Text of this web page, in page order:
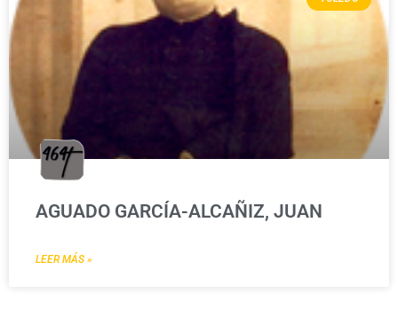
AGUADO GARCÍA-ALCAÑIZ, JUAN
LEER MÁS »